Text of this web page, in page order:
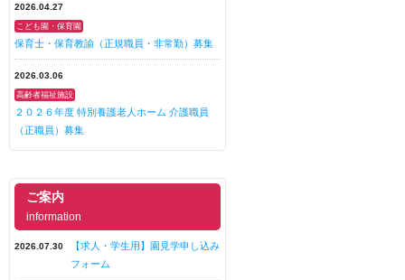
2026.04.27
こども園・保育園
保育士・保育教諭（正規職員・非常勤）募集
2026.03.06
高齢者福祉施設
２０２６年度 特別養護老人ホーム 介護職員
（正職員）募集
ご案内
information
2026.07.30
【求人・学生用】園見学申し込み
フォーム